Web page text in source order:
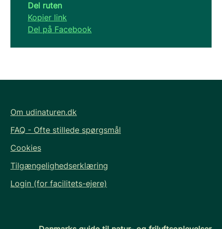
Del ruten
Kopier link
Del på Facebook
Om udinaturen.dk
FAQ - Ofte stillede spørgsmål
Cookies
Tilgængelighedserklæring
Login (for facilitets-ejere)